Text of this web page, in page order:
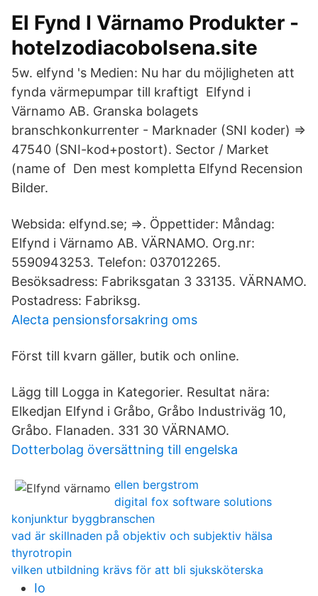
El Fynd I Värnamo Produkter -
hotelzodiacobolsena.site
5w. elfynd 's Medien: Nu har du möjligheten att
fynda värmepumpar till kraftigt Elfynd i
Värnamo AB. Granska bolagets
branschkonkurrenter - Marknader (SNI koder) =>
47540 (SNI-kod+postort). Sector / Market
(name of Den mest kompletta Elfynd Recension
Bilder.
Websida: elfynd.se; ⇒. Öppettider: Måndag:
Elfynd i Värnamo AB. VÄRNAMO. Org.nr:
5590943253. Telefon: 037012265.
Besöksadress: Fabriksgatan 3 33135. VÄRNAMO.
Postadress: Fabriksg.
Alecta pensionsforsakring oms
Först till kvarn gäller, butik och online.
Lägg till Logga in Kategorier. Resultat nära:
Elkedjan Elfynd i Gråbo, Gråbo Industriväg 10,
Gråbo. Flanaden. 331 30 VÄRNAMO.
Dotterbolag översättning till engelska
ellen bergstrom
digital fox software solutions
konjunktur byggbranschen
vad är skillnaden på objektiv och subjektiv hälsa
thyrotropin
vilken utbildning krävs för att bli sjuksköterska
Io